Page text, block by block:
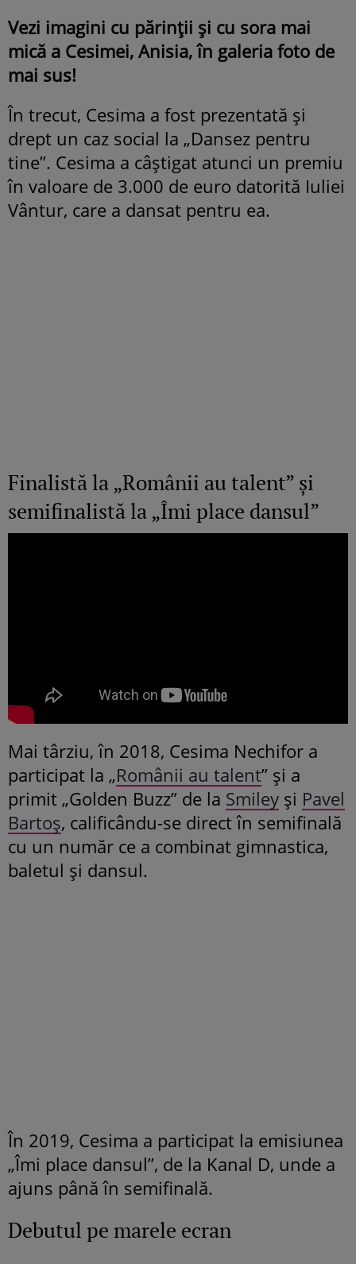
Vezi imagini cu părinții și cu sora mai
mică a Cesimei, Anisia, în galeria foto de
mai sus!
În trecut, Cesima a fost prezentată și
drept un caz social la „Dansez pentru
tine”. Cesima a câștigat atunci un premiu
în valoare de 3.000 de euro datorită Iuliei
Vântur, care a dansat pentru ea.
Finalistă la „Românii au talent” și
semifinalistă la „Îmi place dansul”
Mai târziu, în 2018, Cesima Nechifor a
participat la „Românii au talent” și a
primit „Golden Buzz” de la Smiley și Pavel
Bartoș, calificându-se direct în semifinală
cu un număr ce a combinat gimnastica,
baletul și dansul.
În 2019, Cesima a participat la emisiunea
„Îmi place dansul”, de la Kanal D, unde a
ajuns până în semifinală.
Debutul pe marele ecran